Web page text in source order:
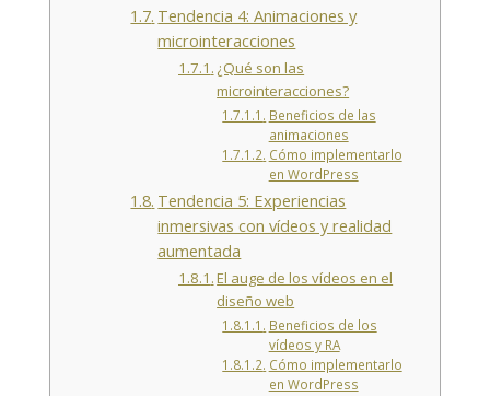
Tendencia 4: Animaciones y
microinteracciones
¿Qué son las
microinteracciones?
Beneficios de las
animaciones
Cómo implementarlo
en WordPress
Tendencia 5: Experiencias
inmersivas con vídeos y realidad
aumentada
El auge de los vídeos en el
diseño web
Beneficios de los
vídeos y RA
Cómo implementarlo
en WordPress